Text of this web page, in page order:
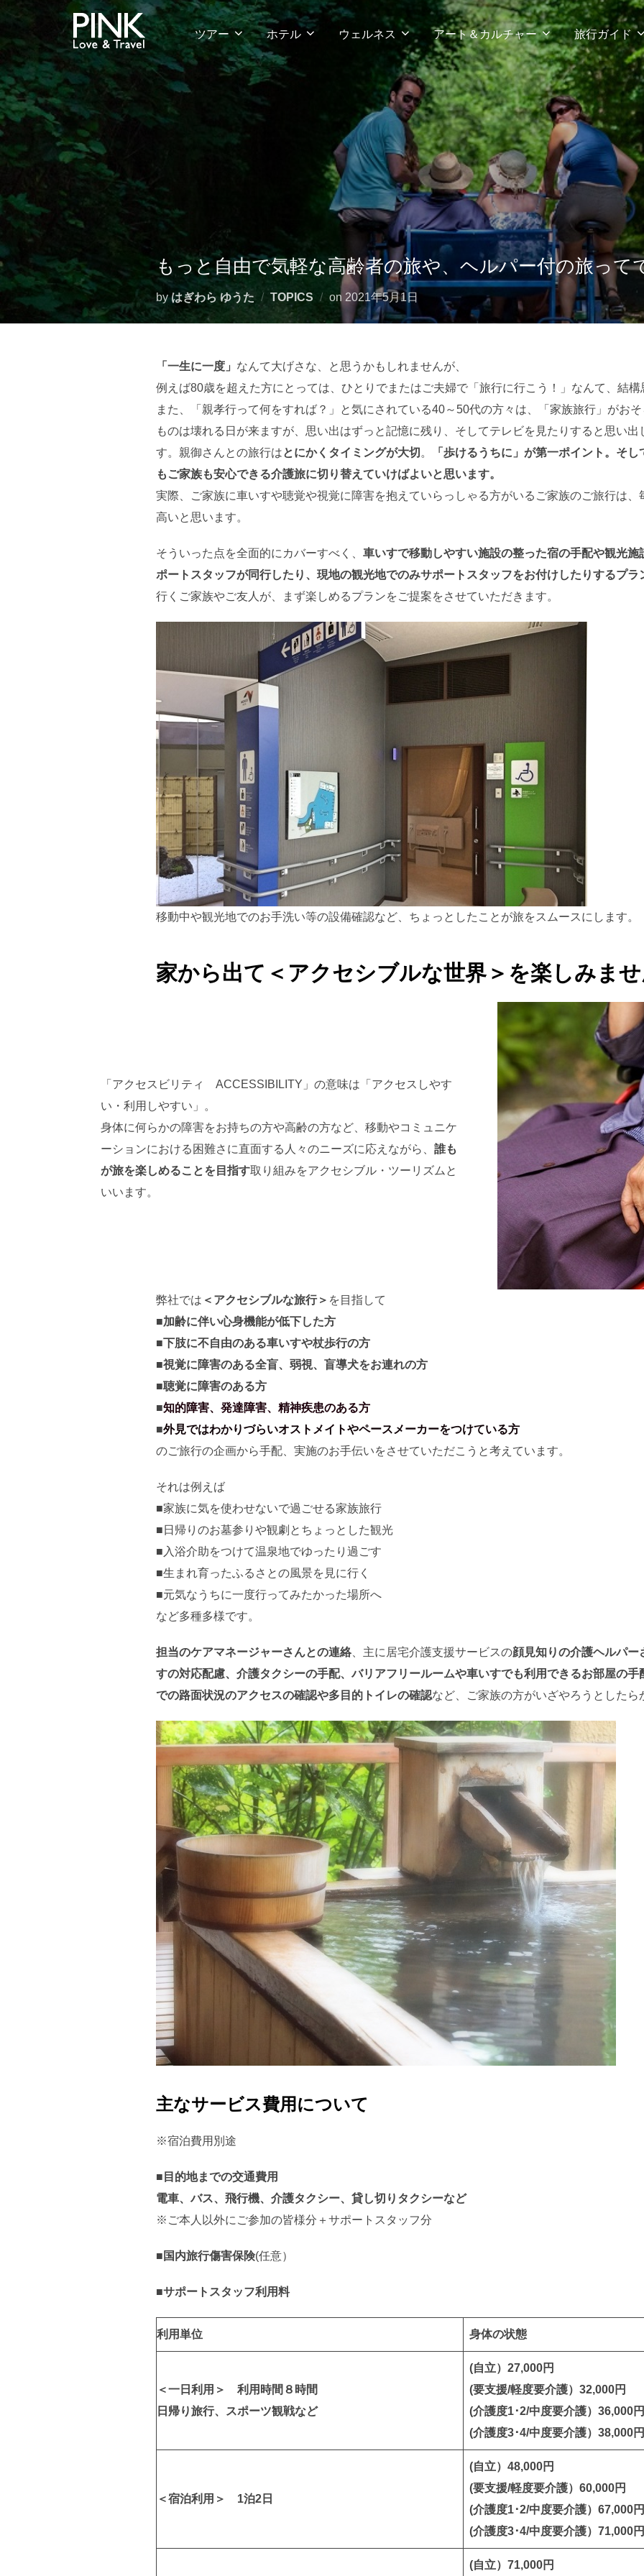
ン
ツ
へ
ス
キ
ツアー ホテル ウェルネス アート＆カルチャー 旅行ガイド
もっと自由で気軽な高齢者の旅や、ヘルパー付の旅って
byはぎわら ゆうた TOPICS on 投
稿
2021年5月1日
「一生に一度」 なんて大げさな、と思うかもしれませんが、
例えば80歳を超えた方にとっては、ひとりでまたはご夫婦で「旅行に行こう！」なんて、結
また、「親孝行って何をすれば？」と気にされている40～50代の方々は、「家族旅行」がお
ものは壊れる日が来ますが、思い出はずっと記憶に残り、そしてテレビを見たりすると思い
す。親御さんとの旅行はとにかくタイミングが大切 。
「歩けるうちに」が第一ポイント。そ
もご家族も安心できる介護旅に切り替えていけばよいと思います。
実際、ご家族に車いすや聴覚や視覚に障害を抱えていらっしゃる方がいるご家族のご旅行は
高いと思います。
そういった点を全面的にカバーすべく、 車いすで移動しやすい施設の整った宿の手配や観光
ポートスタッフが同行したり、現地の観光地でのみサポートスタッフをお付けしたりするプラ
行くご家族やご友人が、まず楽しめるプランをご提案をさせていただきます。
移動中や観光地でのお手洗い等の設備確認など、ちょっとしたことが旅をスムースにします。
家から出て ＜アクセシブルな世界＞ を楽しみま
「アクセスビリティ ACCESSIBILITY」の意味は「アクセスしやす
い・利用しやすい」。
身体に何らかの障害をお持ちの方や高齢の方など、移動やコミュニケ
ーションにおける困難さに直面する人々のニーズに応えながら、 誰も
が旅を楽しめることを目指す取り組みをアクセシブル・ツーリズムと
いいます。
弊社では ＜アクセシブルな旅行＞ を目指して
■加齢に伴い心身機能が低下した方
■下肢に不自由のある車いすや杖歩行の方
■視覚に障害のある全盲、弱視、盲導犬をお連れの方
■聴覚に障害のある方
■知的障害、発達障害、精神疾患のある方
■外見ではわかりづらいオストメイトやペースメーカーをつけている方
のご旅行の企画から手配、実施のお手伝いをさせていただこうと考えています。
それは例えば
■家族に気を使わせないで過ごせる家族旅行
■日帰りのお墓参りや観劇とちょっとした観光
■入浴介助をつけて温泉地でゆったり過ごす
■生まれ育ったふるさとの風景を見に行く
■元気なうちに一度行ってみたかった場所へ
など多種多様です。
担当のケアマネージャーさんとの連絡 、主に居宅介護支援サービスの顔見知りの介護ヘルパ
すの対応配慮、介護タクシーの手配、バリアフリールームや車いすでも利用できるお部屋の手
での路面状況のアクセスの確認や多目的トイレの確認など、ご家族の方がいざやろうとした
主なサービス費用について
※宿泊費用別途
■ 目的地までの交通費用
電車、バス、飛行機、介護タクシー、貸し切りタクシーなど
※ご本人以外にご参加の皆様分＋サポートスタッフ分
■ 国内旅行傷害保険(任意）
■サポートスタッフ利用料
利用単位 身体の状態
＜一日利用＞
利用時間８時間
日帰り旅行、スポーツ観戦など
(自立）27,000円
(要支援/軽度要介護）32,000円
(介護度1･2/中度要介護）36,000円
(介護度3･4/中度要介護）38,000円
＜宿泊利用＞ 1泊2日
(自立）48,000円
(要支援/軽度要介護）60,000円
(介護度1･2/中度要介護）67,000円
(介護度3･4/中度要介護）71,000円
(自立）71,000円